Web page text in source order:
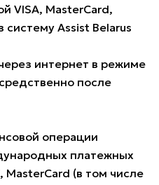
VISA, MasterCard,
Assist Belarus
интернет в режиме
после
операции
платежных
MasterCard (в том числе